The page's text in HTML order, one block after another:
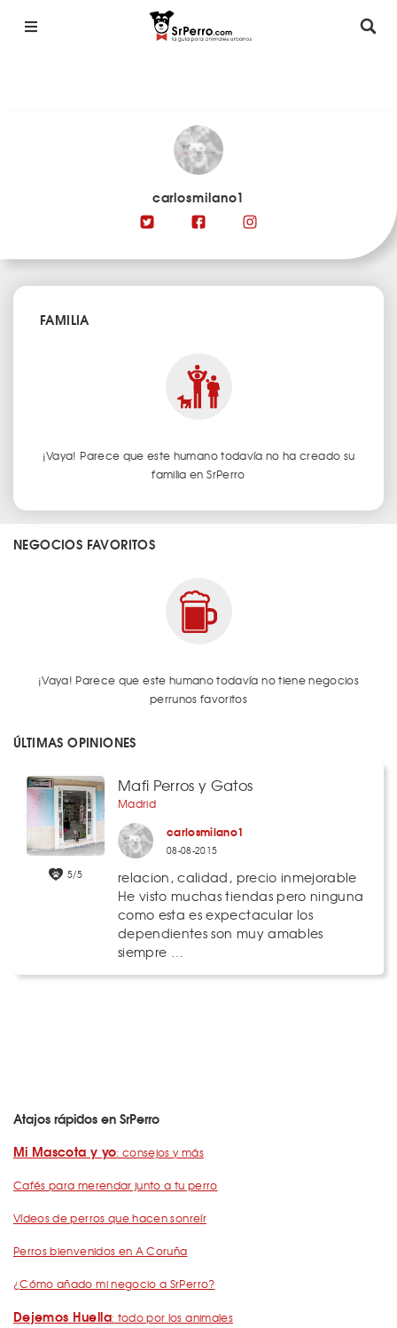
carlosmilano1
FAMILIA
¡Vaya! Parece que este humano todavía no ha creado su
familia en SrPerro
NEGOCIOS FAVORITOS
¡Vaya! Parece que este humano todavía no tiene negocios
perrunos favoritos
ÚLTIMAS OPINIONES
5/5
Mafi Perros y Gatos
Madrid
carlosmilano1
08-08-2015
relacion, calidad, precio inmejorable
He visto muchas tiendas pero ninguna
como esta es expectacular los
dependientes son muy amables
siempre …
Atajos rápidos en SrPerro
Mi Mascota y yo: consejos y más
Cafés para merendar junto a tu perro
Vídeos de perros que hacen sonreír
Perros bienvenidos en A Coruña
¿Cómo añado mi negocio a SrPerro?
Dejemos Huella: todo por los animales